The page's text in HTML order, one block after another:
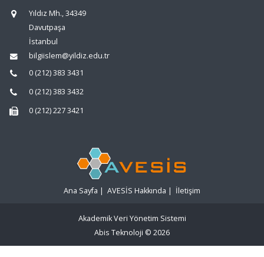
Yıldız Mh., 34349
Davutpaşa
İstanbul
bilgiislem@yildiz.edu.tr
0 (212) 383 3431
0 (212) 383 3432
0 (212) 227 3421
Ana Sayfa | AVESİS Hakkında | İletişim
Akademik Veri Yönetim Sistemi
Abis Teknoloji © 2026